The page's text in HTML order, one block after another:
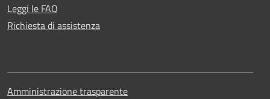
Leggi le FAQ
Richiesta di assistenza
Amministrazione trasparente